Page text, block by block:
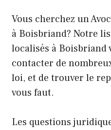
Vous cherchez un
à Boisbriand? Notre
localisés à Boisbriand
contacter de
loi, et de trouver le
vous faut.
Les questions